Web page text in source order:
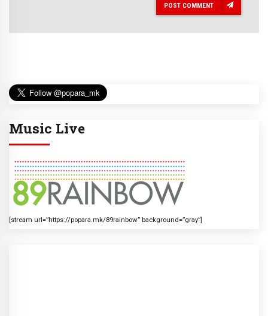
POST COMMENT
Music Live
[stream url=”https://popara.mk/89rainbow” background=”gray”]